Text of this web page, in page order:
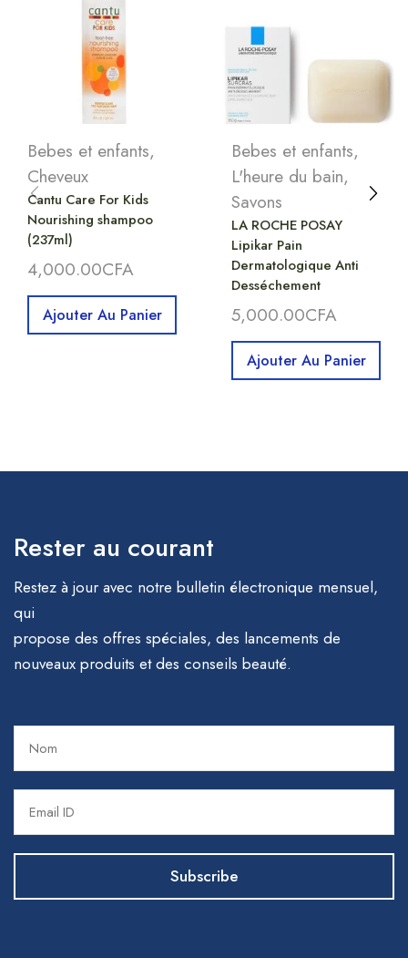
Bebes et enfants,
Cheveux
Cantu Care For Kids
Nourishing shampoo
(237ml)
4,000.00CFA
Ajouter Au Panier
Bebes et enfants,
L'heure du bain,
Savons
LA ROCHE POSAY
Lipikar Pain
Dermatologique Anti
Desséchement
5,000.00CFA
Ajouter Au Panier
Rester au courant
Restez à jour avec notre bulletin électronique mensuel,
qui
propose des offres spéciales, des lancements de
nouveaux produits et des conseils beauté.